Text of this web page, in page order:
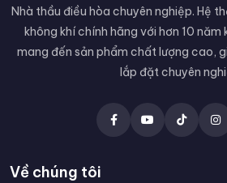
Nhà thầu điều hòa chuyên nghiệp. Hệ
không khí chính hãng với hơn 10 năm
mang đến sản phẩm chất lượng cao,
lắp đặt chuyên
Về chúng tôi